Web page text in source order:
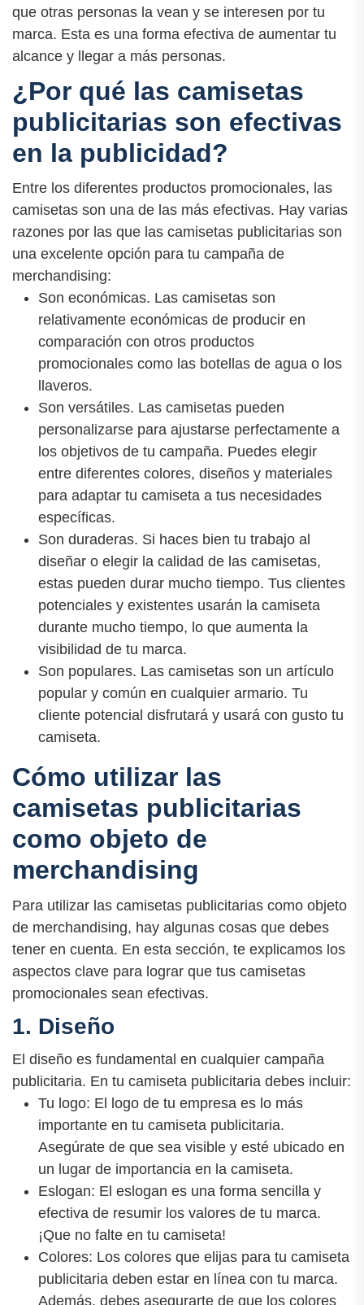
que otras personas la vean y se interesen por tu
marca. Esta es una forma efectiva de aumentar tu
alcance y llegar a más personas.
¿Por qué las camisetas
publicitarias son efectivas
en la publicidad?
Entre los diferentes productos promocionales, las
camisetas son una de las más efectivas. Hay varias
razones por las que las camisetas publicitarias son
una excelente opción para tu campaña de
merchandising:
Son económicas. Las camisetas son
relativamente económicas de producir en
comparación con otros productos
promocionales como las botellas de agua o los
llaveros.
Son versátiles. Las camisetas pueden
personalizarse para ajustarse perfectamente a
los objetivos de tu campaña. Puedes elegir
entre diferentes colores, diseños y materiales
para adaptar tu camiseta a tus necesidades
específicas.
Son duraderas. Si haces bien tu trabajo al
diseñar o elegir la calidad de las camisetas,
estas pueden durar mucho tiempo. Tus clientes
potenciales y existentes usarán la camiseta
durante mucho tiempo, lo que aumenta la
visibilidad de tu marca.
Son populares. Las camisetas son un artículo
popular y común en cualquier armario. Tu
cliente potencial disfrutará y usará con gusto tu
camiseta.
Cómo utilizar las
camisetas publicitarias
como objeto de
merchandising
Para utilizar las camisetas publicitarias como objeto
de merchandising, hay algunas cosas que debes
tener en cuenta. En esta sección, te explicamos los
aspectos clave para lograr que tus camisetas
promocionales sean efectivas.
1. Diseño
El diseño es fundamental en cualquier campaña
publicitaria. En tu camiseta publicitaria debes incluir:
Tu logo: El logo de tu empresa es lo más
importante en tu camiseta publicitaria.
Asegúrate de que sea visible y esté ubicado en
un lugar de importancia en la camiseta.
Eslogan: El eslogan es una forma sencilla y
efectiva de resumir los valores de tu marca.
¡Que no falte en tu camiseta!
Colores: Los colores que elijas para tu camiseta
publicitaria deben estar en línea con tu marca.
Además, debes asegurarte de que los colores